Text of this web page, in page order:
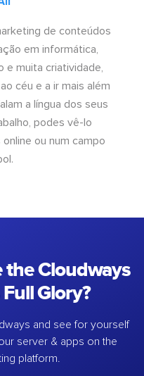
de conteúdos
em informática,
e muita criatividade,
céu e a ir mais além
a língua dos seus
podes vê-lo
ou num campo
the Cloudways
Glory?
and see for yourself
server & apps on the
platform.